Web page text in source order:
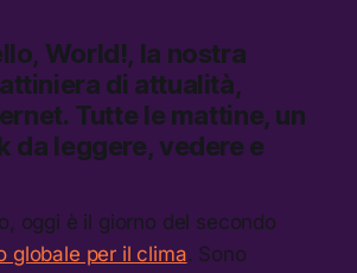
World!, la nostra
di attualità,
Tutte le mattine, un
da leggere, vedere e
oggi è il giorno del secondo
globale per il clima. Sono